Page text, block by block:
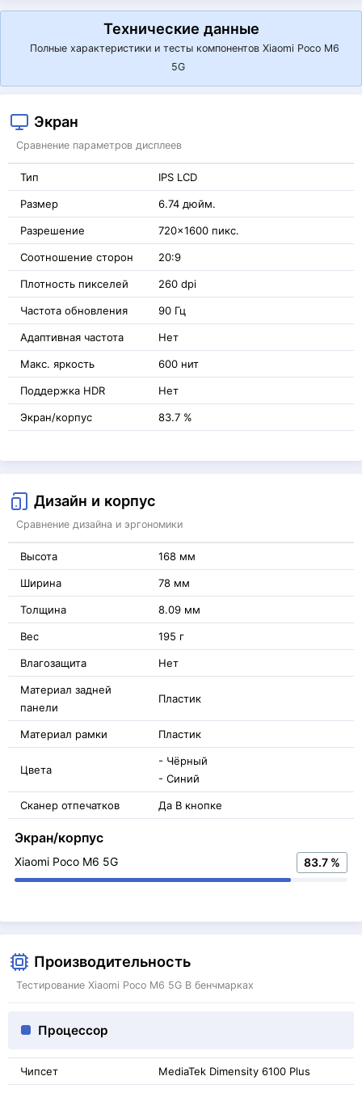
Технические данные
Полные характеристики и тесты компонентов Xiaomi Poco M6
5G
Экран
Сравнение параметров дисплеев
Тип IPS LCD
Размер 6.74 дюйм.
Разрешение 720x1600 пикс.
Соотношение сторон 20:9
Плотность пикселей 260 dpi
Частота обновления 90 Гц
Адаптивная частота Нет
Макс. яркость 600 нит
Поддержка HDR Нет
Экран/корпус 83.7 %
Дизайн и корпус
Сравнение дизайна и эргономики
Высота 168 мм
Ширина 78 мм
Толщина 8.09 мм
Вес 195 г
Влагозащита Нет
Материал задней
панели
Пластик
Материал рамки Пластик
Цвета
- Чёрный
- Синий
Сканер отпечатков Да В кнопке
Экран/корпус
Xiaomi Poco M6 5G 83.7 %
Производительность
Тестирование Xiaomi Poco M6 5G В бенчмарках
Процессор
Чипсет MediaTek Dimensity 6100 Plus